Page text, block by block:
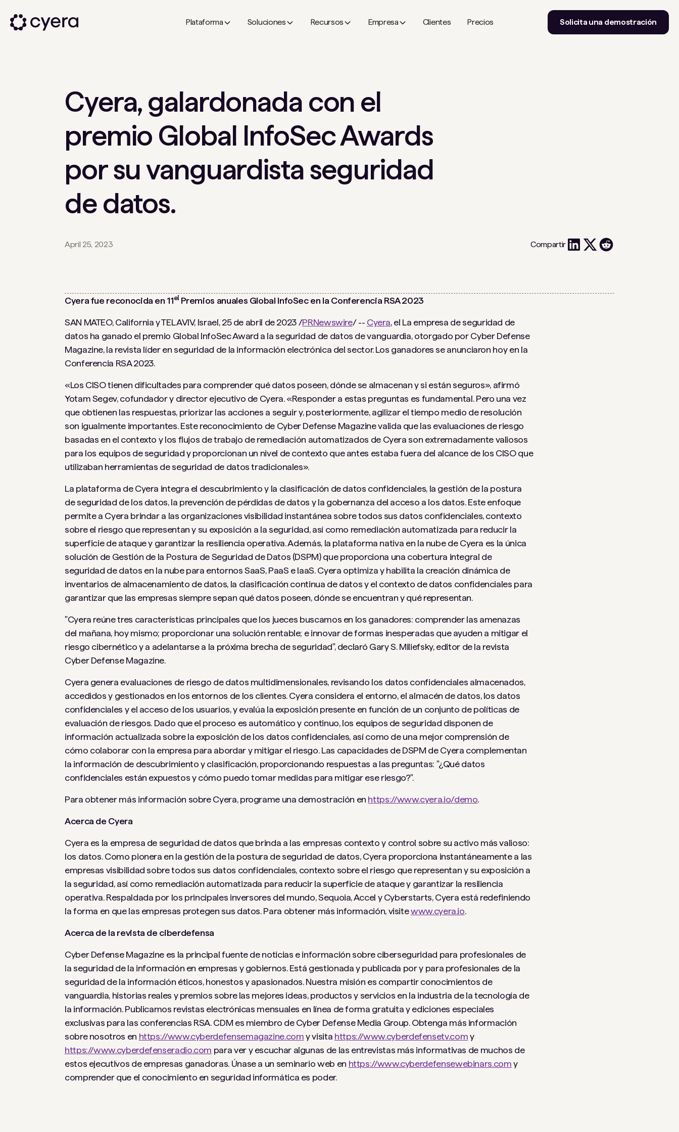
Plataforma Soluciones Recursos Empresa Clientes Precios Solicita una demostración
Cyera, galardonada con el
premio Global InfoSec Awards
por su vanguardista seguridad
de datos.
April 25, 2023 Compartir
Cyera fue reconocida en 11elPremios anuales Global InfoSec en la Conferencia RSA 2023
SAN MATEO, California y TEL AVIV, Israel, 25 de abril de 2023 /PRNewswire/ -- Cyera,el La empresa de seguridad de
datos ha ganado el premio Global InfoSec Award a la seguridad de datos de vanguardia, otorgado por Cyber ​​Defense
Magazine, la revista líder en seguridad de la información electrónica del sector. Los ganadores se anunciaron hoy en la
Conferencia RSA 2023.
«Los CISO tienen dificultades para comprender qué datos poseen, dónde se almacenan y si están seguros», afirmó
Yotam Segev, cofundador y director ejecutivo de Cyera. «Responder a estas preguntas es fundamental. Pero una vez
que obtienen las respuestas, priorizar las acciones a seguir y, posteriormente, agilizar el tiempo medio de resolución
son igualmente importantes. Este reconocimiento de Cyber ​​Defense Magazine valida que las evaluaciones de riesgo
basadas en el contexto y los flujos de trabajo de remediación automatizados de Cyera son extremadamente valiosos
para los equipos de seguridad y proporcionan un nivel de contexto que antes estaba fuera del alcance de los CISO que
utilizaban herramientas de seguridad de datos tradicionales».
La plataforma de Cyera integra el descubrimiento y la clasificación de datos confidenciales, la gestión de la postura
de seguridad de los datos, la prevención de pérdidas de datos y la gobernanza del acceso a los datos. Este enfoque
permite a Cyera brindar a las organizaciones visibilidad instantánea sobre todos sus datos confidenciales, contexto
sobre el riesgo que representan y su exposición a la seguridad, así como remediación automatizada para reducir la
superficie de ataque y garantizar la resiliencia operativa. Además, la plataforma nativa en la nube de Cyera es la única
solución de Gestión de la Postura de Seguridad de Datos (DSPM) que proporciona una cobertura integral de
seguridad de datos en la nube para entornos SaaS, PaaS e IaaS. Cyera optimiza y habilita la creación dinámica de
inventarios de almacenamiento de datos, la clasificación continua de datos y el contexto de datos confidenciales para
garantizar que las empresas siempre sepan qué datos poseen, dónde se encuentran y qué representan.
"Cyera reúne tres características principales que los jueces buscamos en los ganadores: comprender las amenazas
del mañana, hoy mismo; proporcionar una solución rentable; e innovar de formas inesperadas que ayuden a mitigar el
riesgo cibernético y a adelantarse a la próxima brecha de seguridad", declaró Gary S. Miliefsky, editor de la revista
Cyber ​​Defense Magazine.
Cyera genera evaluaciones de riesgo de datos multidimensionales, revisando los datos confidenciales almacenados,
accedidos y gestionados en los entornos de los clientes. Cyera considera el entorno, el almacén de datos, los datos
confidenciales y el acceso de los usuarios, y evalúa la exposición presente en función de un conjunto de políticas de
evaluación de riesgos. Dado que el proceso es automático y continuo, los equipos de seguridad disponen de
información actualizada sobre la exposición de los datos confidenciales, así como de una mejor comprensión de
cómo colaborar con la empresa para abordar y mitigar el riesgo. Las capacidades de DSPM de Cyera complementan
la información de descubrimiento y clasificación, proporcionando respuestas a las preguntas: "¿Qué datos
confidenciales están expuestos y cómo puedo tomar medidas para mitigar ese riesgo?".
Para obtener más información sobre Cyera, programe una demostración en https://www.cyera.io/demo.
Acerca de Cyera
Cyera es la empresa de seguridad de datos que brinda a las empresas contexto y control sobre su activo más valioso:
los datos. Como pionera en la gestión de la postura de seguridad de datos, Cyera proporciona instantáneamente a las
empresas visibilidad sobre todos sus datos confidenciales, contexto sobre el riesgo que representan y su exposición a
la seguridad, así como remediación automatizada para reducir la superficie de ataque y garantizar la resiliencia
operativa. Respaldada por los principales inversores del mundo, Sequoia, Accel y Cyberstarts, Cyera está redefiniendo
la forma en que las empresas protegen sus datos. Para obtener más información, visitewww.cyera.io.
Acerca de la revista de ciberdefensa
Cyber ​​Defense Magazine es la principal fuente de noticias e información sobre ciberseguridad para profesionales de
la seguridad de la información en empresas y gobiernos. Está gestionada y publicada por y para profesionales de la
seguridad de la información éticos, honestos y apasionados. Nuestra misión es compartir conocimientos de
vanguardia, historias reales y premios sobre las mejores ideas, productos y servicios en la industria de la tecnología de
la información. Publicamos revistas electrónicas mensuales en línea de forma gratuita y ediciones especiales
exclusivas para las conferencias RSA. CDM es miembro de Cyber ​​Defense Media Group. Obtenga más información
sobre nosotros en https://www.cyberdefensemagazine.comy visita https://www.cyberdefensetv.comy
https://www.cyberdefenseradio.com para ver y escuchar algunas de las entrevistas más informativas de muchos de
estos ejecutivos de empresas ganadoras. Únase a un seminario web en https://www.cyberdefensewebinars.comy
comprender que el conocimiento en seguridad informática es poder.